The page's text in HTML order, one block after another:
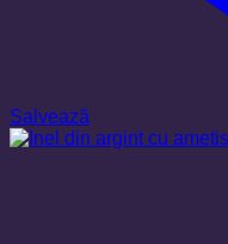
Salvează